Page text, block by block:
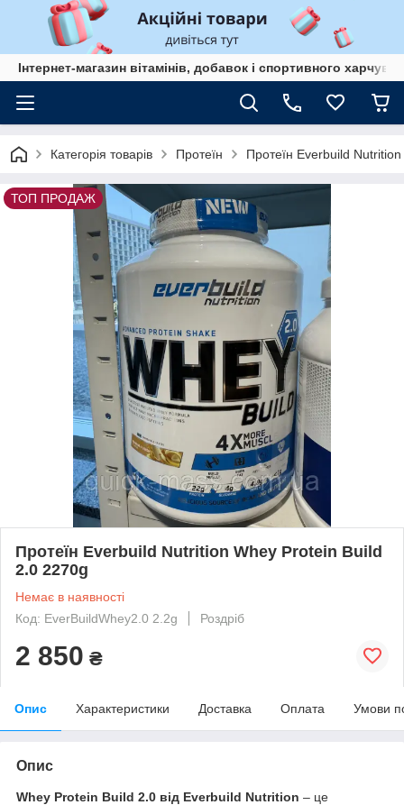
Інтернет-магазин вітамінів, добавок і спортивного
Категорія товарів Протеїн Протеїн Everbuild
ТОП ПРОДАЖ
Протеїн Everbuild Nutrition Whey Protein Build
2.0 2270g
Немає в наявності
Код: EverBuildWhey2.0 2.2g
Роздріб
2 850 ₴
Опис Характеристики Доставка Оплата Умови
Опис
Whey Protein Build 2.0 від Everbuild Nutrition – це